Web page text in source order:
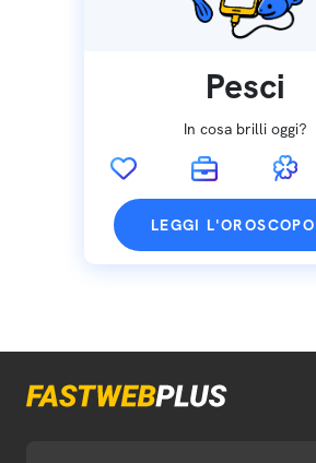
Pesci
In cosa brilli oggi?
LEGGI L'OROSCOPO